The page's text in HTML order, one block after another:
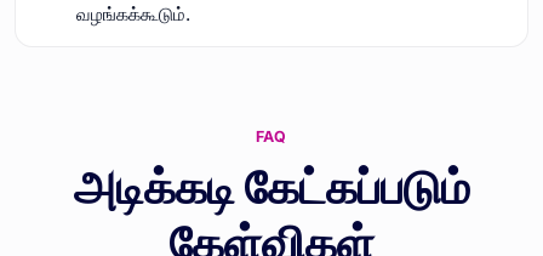
வழங்கக்கூடும்.
FAQ
அடிக்கடி கேட்கப்படும்
கேள்விகள்